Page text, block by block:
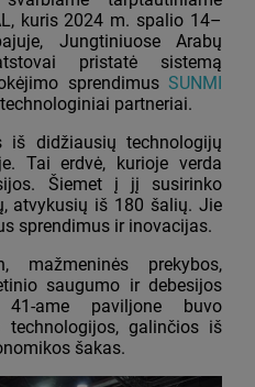
kuris 2024 m. spalio 14–
Jungtiniuose Arabų
pristatė sistemą
sprendimus SUNMI
partneriai.
iš didžiausių technologijų
Tai erdvė, kurioje verda
Šiemet į jį susirinko
atvykusių iš 180 šalių. Jie
sprendimus ir inovacijas.
mažmeninės prekybos,
saugumo ir debesijos
ame paviljone buvo
technologijos, galinčios iš
šakas.